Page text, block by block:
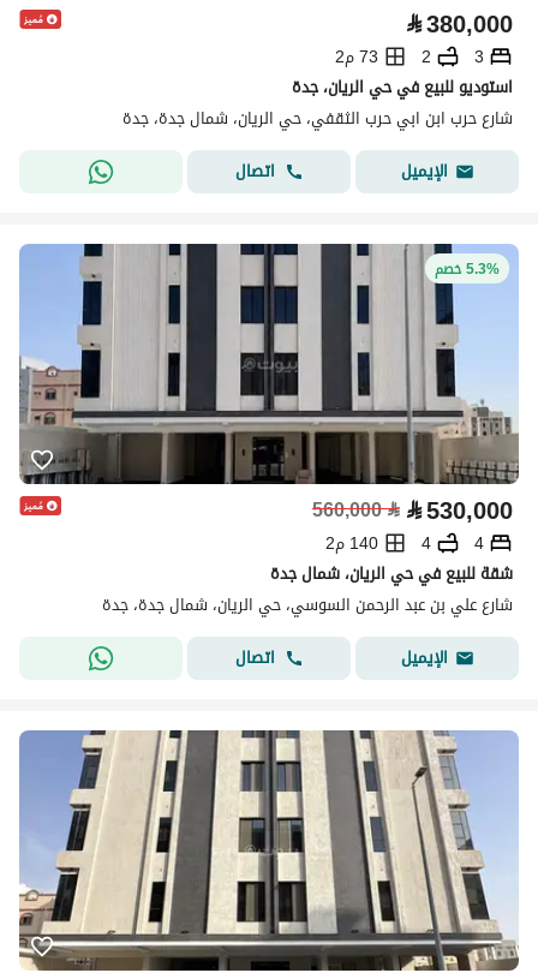
⃁380,000
3
2
73 م2
استوديو للبيع في حي الريان، جدة
شارع حرب ابن ابي حرب الثقفي، حي الريان، شمال جدة، جدة
الإيميل
اتصال
5.3% خصم
⃁530,000
⃁
560,000
4
4
140 م2
شقة للبيع في حي الريان، شمال جدة
شارع علي بن عبد الرحمن السوسي، حي الريان، شمال جدة، جدة
الإيميل
اتصال